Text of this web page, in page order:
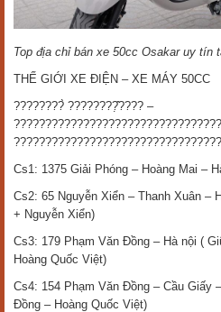
Top địa chỉ bán xe 50cc Osakar uy tín
THẾ GIỚI XE ĐIỆN – XE MÁY 50CC
????????̀ ????????̣̂???? –
Cs1: 1375 Giải Phóng – Hoàng Mai –
Cs2: 65 Nguyễn Xiển – Thanh Xuân –
+ Nguyễn Xiển)
Cs3: 179 Phạm Văn Đồng – Hà nội (
Hoàng Quốc Việt)
Cs4: 154 Phạm Văn Đồng – Cầu Giấy
Đồng – Hoàng Quốc Việt)